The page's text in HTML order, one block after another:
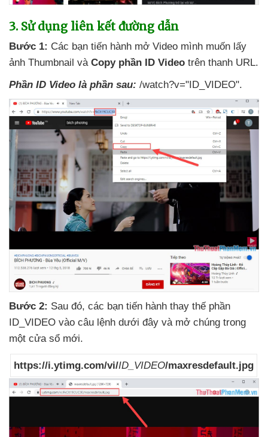
3. Sử dụng liên kết đường dẫn
Bước 1: Các bạn tiến hành mở Video mình muốn lấy
ảnh Thumbnail và Copy phần ID Video trên thanh URL.
Phần ID Video là phần sau: /watch?v="ID_VIDEO".
Bước 2: Sau đó, các bạn tiến hành thay thế phần
ID_VIDEO vào câu lệnh dưới đây và mở chúng trong
một cửa sổ mới.
https://i.ytimg.com/vi/ID_VIDEO/maxresdefault.jpg